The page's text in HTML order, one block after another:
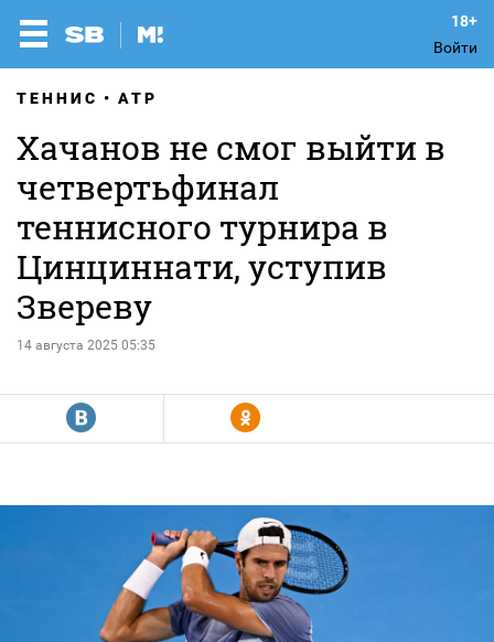
Войти
ТЕННИС ATP
Хачанов не смог выйти в
четвертьфинал
теннисного турнира в
Цинциннати, уступив
Звереву
14 августа 2025 05:35
R Y